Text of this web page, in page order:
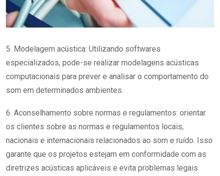
5. Modelagem acústica: Utilizando softwares
especializados, pode-se realizar modelagens acústicas
computacionais para prever e analisar o comportamento do
som em determinados ambientes.
6. Aconselhamento sobre normas e regulamentos: orientar
os clientes sobre as normas e regulamentos locais,
nacionais e internacionais relacionados ao som e ruído. Isso
garante que os projetos estejam em conformidade com as
diretrizes acústicas aplicáveis e evita problemas legais